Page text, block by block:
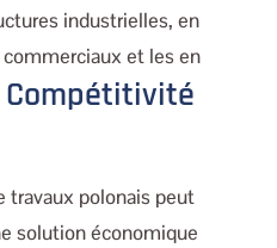
industrielles, en
et les en
travaux polonais peut
solution économique